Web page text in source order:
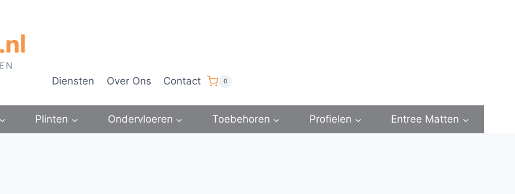
Diensten Over Ons Contact 0
Plinten Ondervloeren Toebehoren Profielen Entree Matten